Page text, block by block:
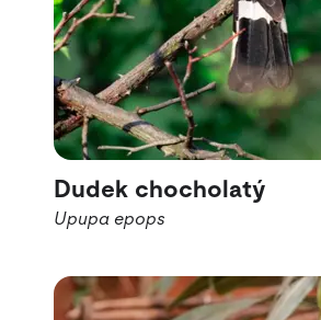
Dudek chocholatý
Upupa epops